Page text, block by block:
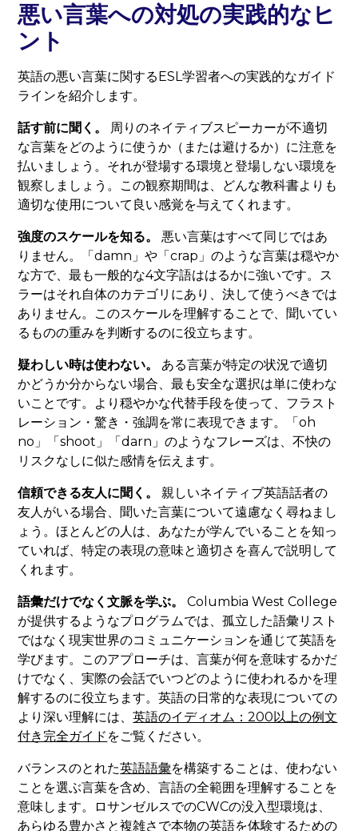
悪い言葉への対処の実践的なヒ
ント
英語の悪い言葉に関するESL学習者への実践的なガイド
ラインを紹介します。
話す前に聞く。
周りのネイティブスピーカーが不適切
な言葉をどのように使うか（または避けるか）に注意を
払いましょう。それが登場する環境と登場しない環境を
観察しましょう。この観察期間は、どんな教科書よりも
適切な使用について良い感覚を与えてくれます。
強度のスケールを知る。
悪い言葉はすべて同じではあ
りません。「damn」や「crap」のような言葉は穏やか
な方で、最も一般的な4文字語ははるかに強いです。ス
ラーはそれ自体のカテゴリにあり、決して使うべきでは
ありません。このスケールを理解することで、聞いてい
るものの重みを判断するのに役立ちます。
疑わしい時は使わない。
ある言葉が特定の状況で適切
かどうか分からない場合、最も安全な選択は単に使わな
いことです。より穏やかな代替手段を使って、フラスト
レーション・驚き・強調を常に表現できます。「oh
no」「shoot」「darn」のようなフレーズは、不快の
リスクなしに似た感情を伝えます。
信頼できる友人に聞く。
親しいネイティブ英語話者の
友人がいる場合、聞いた言葉について遠慮なく尋ねまし
ょう。ほとんどの人は、あなたが学んでいることを知っ
ていれば、特定の表現の意味と適切さを喜んで説明して
くれます。
語彙だけでなく文脈を学ぶ。
Columbia West College
が提供するようなプログラムでは、孤立した語彙リスト
ではなく現実世界のコミュニケーションを通じて英語を
学びます。このアプローチは、言葉が何を意味するかだ
けでなく、実際の会話でいつどのように使われるかを理
解するのに役立ちます。英語の日常的な表現についての
より深い理解には、英語のイディオム：200以上の例文
付き完全ガイド をご覧ください。
バランスのとれた英語語彙を構築することは、使わない
ことを選ぶ言葉を含め、言語の全範囲を理解することを
意味します。ロサンゼルスでのCWCの没入型環境は、
あらゆる豊かさと複雑さで本物の英語を体験するための